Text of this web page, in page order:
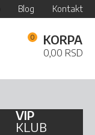
Blog Kontakt
KORPA
0,00 RSD
VIP
KLUB